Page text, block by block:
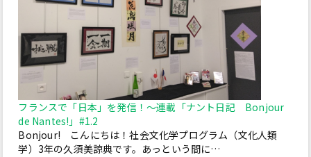
フランスで「日本」を発信！～連載「ナント日記 Bonjour
de Nantes!」#1.2
Bonjour! こんにちは！社会文化学プログラム（文化人類
学）3年の久須美諒典です。あっという間に…